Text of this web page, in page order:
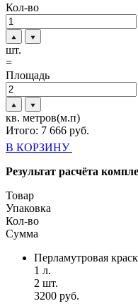
Кол-во
шт.
=
Площадь
кв. метров(м.п)
Итого: 7 666 руб.
В КОРЗИНУ
Результат расчёта
Товар
Упаковка
Кол-во
Сумма
Перламутровая
1 л.
2 шт.
3200 руб.